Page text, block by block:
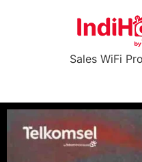
Sales WiFi